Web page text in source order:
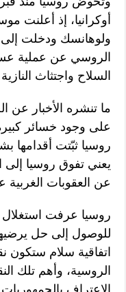
أوكرانيا، إذ أعلنت
ولوهانسك ودخلت إلى
الروسي عن عملية
السلاح واجتثاث
ما تنشره الأخبار عن
على وجود خسائر
روسيا ثبّتت أقدامها
يعني تفوق روسيا إلى
عن العقوبات الغربية
روسيا عرفت استغلال
للوصول إلى حل
اتفاقية سلام ستكون
الروسية، وأهم تلك
الاعتراف